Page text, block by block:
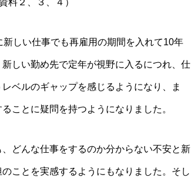
しい仕事でも再雇用の期間を入れて10年
しい勤め先で定年が視野に入るにつれ、仕
ベルのギャップを感じるようになり、ま
ことに疑問を持つようになりました。
どんな仕事をするのか分からない不安と新
ことを実感するようにもなりました。そし